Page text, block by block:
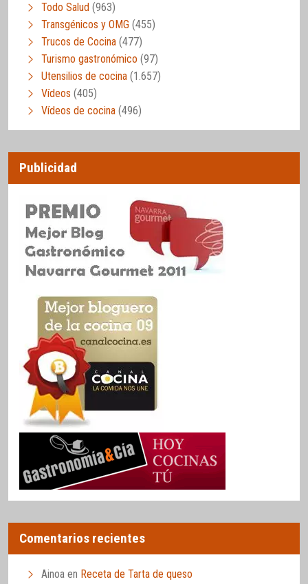
Todo Salud (963)
Transgénicos y OMG (455)
Trucos de Cocina (477)
Turismo gastronómico (97)
Utensilios de cocina (1.657)
Vídeos (405)
Vídeos de cocina (496)
Publicidad
Comentarios recientes
Ainoa en Receta de Tarta de queso